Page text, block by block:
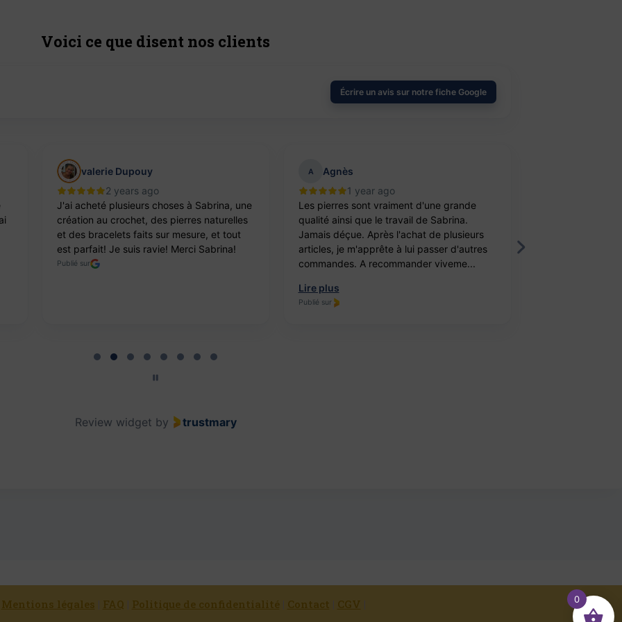
Voici ce que disent nos clients
Écrire un avis sur notre fiche Google
valerie Dupouy
2 years ago
J'ai acheté plusieurs choses à Sabrina, une
création au crochet, des pierres naturelles
et des bracelets faits sur mesure, et tout
est parfait! Je suis ravie! Merci Sabrina!
Publié sur
A
Agnès
1 year ago
Les pierres sont vraiment d'une grande
qualité ainsi que le travail de Sabrina.
Jamais déçue. Après l'achat de plusieurs
articles, je m'apprête à lui passer d'autres
commandes. A recommander viveme...
Lire plus
Publié sur
Review widget by trustmary
Mentions légales | FAQ | Politique de confidentialité | Contact | CGV | 0